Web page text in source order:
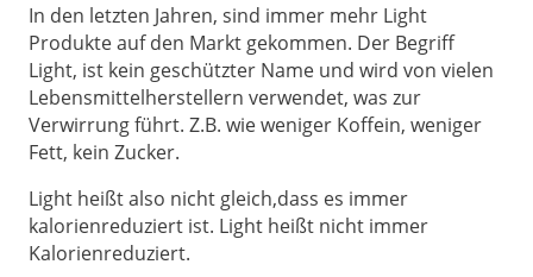
In den letzten Jahren, sind immer mehr Light
Produkte auf den Markt gekommen. Der Begriff
Light, ist kein geschützter Name und wird von vielen
Lebensmittelherstellern verwendet, was zur
Verwirrung führt. Z.B. wie weniger Koffein, weniger
Fett, kein Zucker.
Light heißt also nicht gleich,dass es immer
kalorienreduziert ist. Light heißt nicht immer
Kalorienreduziert.